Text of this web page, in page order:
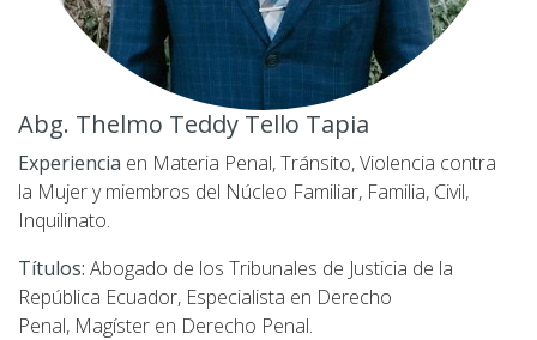
Abg. Thelmo Teddy Tello Tapia
Experiencia en Materia Penal, Tránsito, Violencia contra
la Mujer y miembros del Núcleo Familiar, Familia, Civil,
Inquilinato.
Títulos: Abogado de los Tribunales de Justicia de la
República Ecuador, Especialista en Derecho
Penal, Magíster en Derecho Penal.